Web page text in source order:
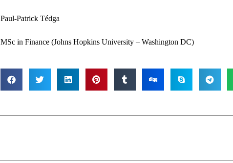
Paul-Patrick Tédga
MSc in Finance (Johns Hopkins University – Washington DC)